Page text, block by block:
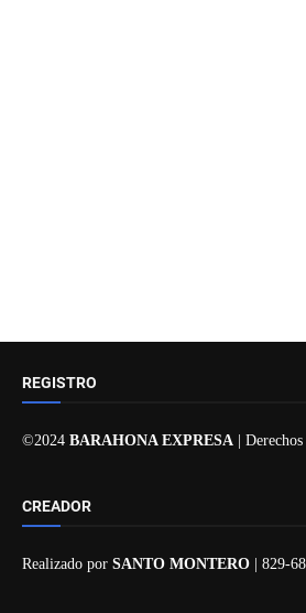
REGISTRO
©2024 BARAHONA EXPRESA |
CREADOR
Realizado por SANTO MONTERO | 829-